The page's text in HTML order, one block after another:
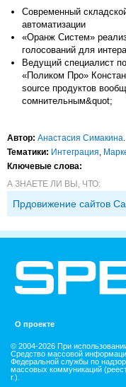
Современный
автоматизации
«Оранж Систем»
голосований для
Ведущий специалист
«Поликом Про»
source продуктов
сомнительным&quot;
Автор: Анастасия Симакина
Тематики: Интеграция
Ключевые слова:
А ЗНАЕТЕ ЛИ ВЫ, ЧТО:
Прдовижение сайтов
О проекте
© 2004-2026 При
Средство массовой
Федеральной службы по
массовых коммуникаций
г.).